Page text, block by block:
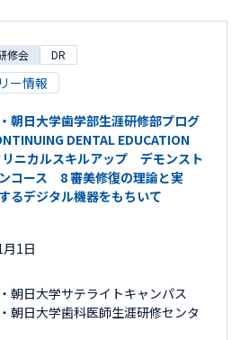
修会 DR
ー情報
朝日大学歯学部生涯研修部プログ
DENTAL EDUCATION
ニカルスキルアップ デモンスト
コース 8 審美修復の理論と実
るデジタル機器をもちいて
1日
朝日大学サテライトキャンパス
朝日大学歯科医師生涯研修センタ